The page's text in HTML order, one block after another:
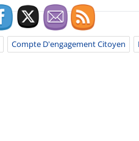
Compte D'engagement Citoyen